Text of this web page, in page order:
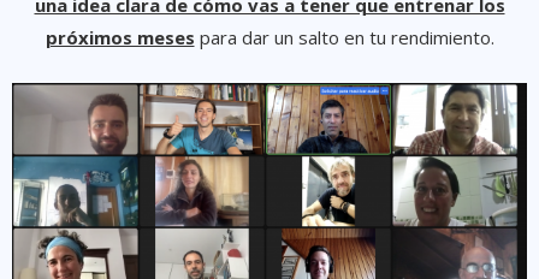
una idea clara de cómo vas a tener que entrenar los
próximos meses para dar un salto en tu rendimiento.